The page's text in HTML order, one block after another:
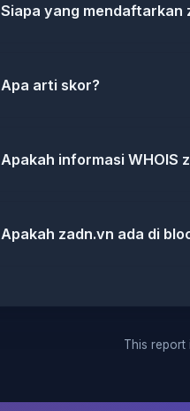
Siapa yang mendaftarkan
Apa arti skor?
Apakah informasi WHOIS
Apakah zadn.vn ada di
This report